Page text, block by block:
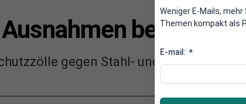
bei US-
gegen Stahl- und Aluminium-
Weniger E-Mails,
Themen kompakt als
E-mail: *